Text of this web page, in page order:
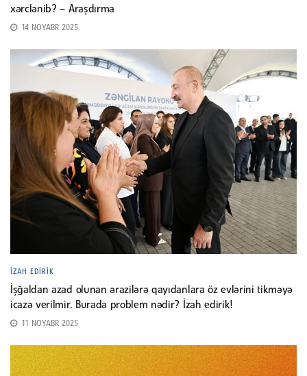
xərclənib? – Araşdırma
14 NOYABR 2025
İZAH EDIRIK
İşğaldan azad olunan ərazilərə qayıdanlara öz evlərini tikməyə
icazə verilmir. Burada problem nədir? İzah edirik!
11 NOYABR 2025